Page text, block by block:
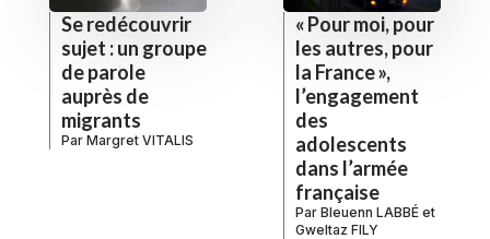
Se redécouvrir
sujet : un groupe
de parole
auprès de
migrants
Par Margret VITALIS
« Pour moi, pour
les autres, pour
la France »,
l’engagement
des
adolescents
dans l’armée
française
Par Bleuenn LABBÉ et
Gweltaz FILY